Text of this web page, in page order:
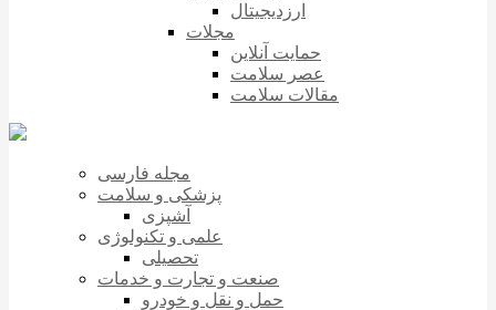
ارزدیجیتال
مجلات
حمایت آنلاین
عصر سلامت
مقالات سلامت
مجله فارسی
پزشکی و سلامت
آشپزی
علمی و تکنولوژی
تحصیلی
صنعت و تجارت و خدمات
حمل و نقل و خودرو